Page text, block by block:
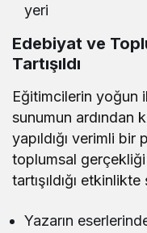
yeri
Edebiyat ve
Tartışıldı
Eğitimcilerin yoğun
sunumun ardından
yapıldığı verimli
toplumsal
tartışıldığı
Yazarın